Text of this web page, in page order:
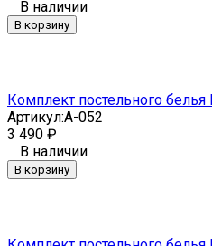
В наличии
В корзину
Комплект постельного белья
Артикул:A-052
3 490 ₽
В наличии
В корзину